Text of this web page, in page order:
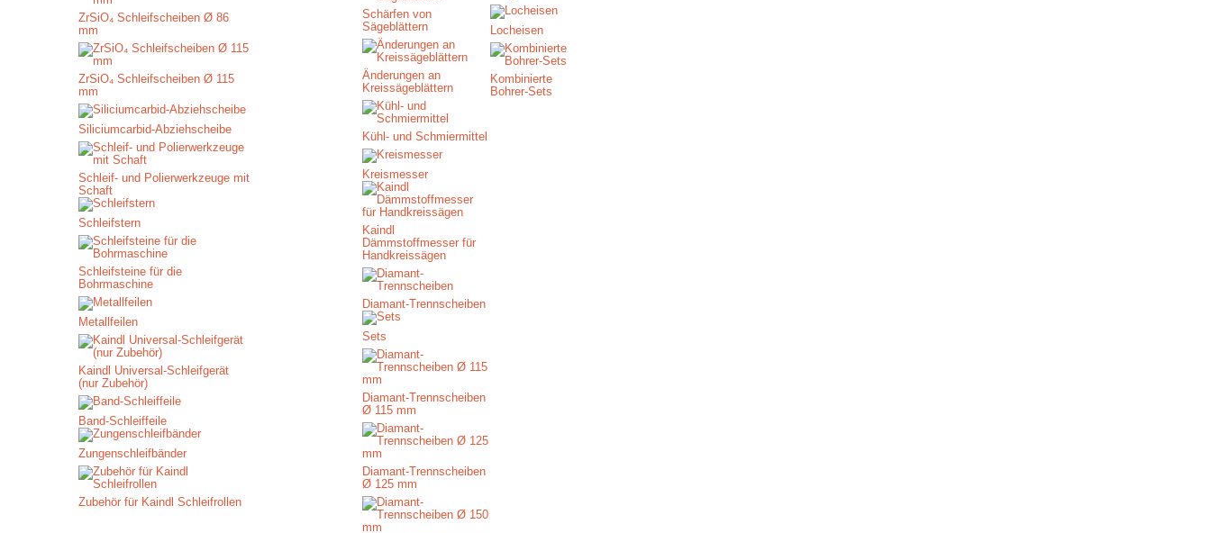
ZrSiO₄ Schleifscheiben Ø 86
mm
ZrSiO₄ Schleifscheiben Ø 115
mm
Siliciumcarbid-Abziehscheibe
Schleif- und Polierwerkzeuge mit
Schaft
Schleifstern
Schleifsteine für die
Bohrmaschine
Metallfeilen
Kaindl Universal-Schleifgerät
(nur Zubehör)
Band-Schleiffeile
Zungenschleifbänder
Zubehör für Kaindl Schleifrollen
Schärfen von
Sägeblättern
Änderungen an
Kreissägeblättern
Kühl- und Schmiermittel
Kreismesser
Kaindl
Dämmstoffmesser für
Handkreissägen
Diamant-Trennscheiben
Sets
Diamant-Trennscheiben
Ø 115 mm
Diamant-Trennscheiben
Ø 125 mm
Locheisen
Kombinierte
Bohrer-Sets